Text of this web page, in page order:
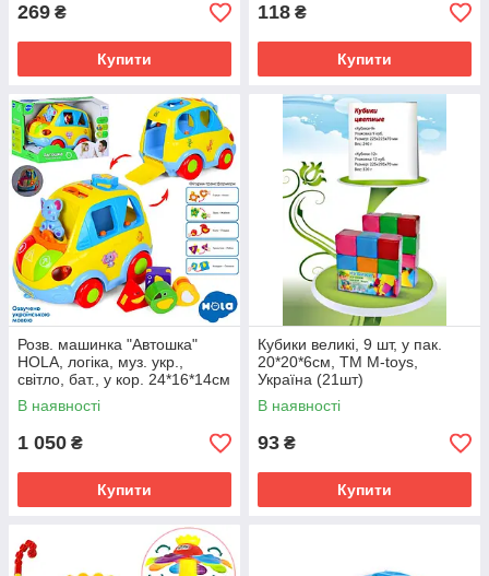
269 ₴
Купити
118 ₴
Купити
Розв. машинка "Автошка"
HOLA, логіка, муз. укр.,
світло, бат., у кор. 24*16*14см
(18шт)
В наявності
1 050 ₴
Купити
Кубики великі, 9 шт, у пак.
20*20*6см, ТМ M-toys,
Україна (21шт)
В наявності
93 ₴
Купити